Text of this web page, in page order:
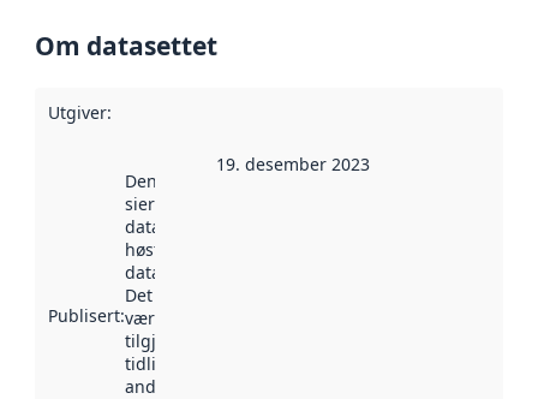
Om datasettet
Utgiver:
Publisert:
Denne datoen
sier når
datasettet ble
høstet av
data.norge.no.
Det kan ha
vært
tilgjengelig
tidligere
andre steder.
19. desember 2023